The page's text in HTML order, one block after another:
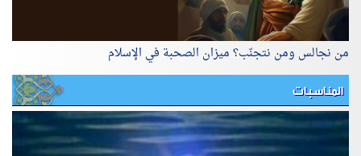
من نجالس ومن نتجنّب؟ ميزان الصحبة في الإسلام
المناسبات